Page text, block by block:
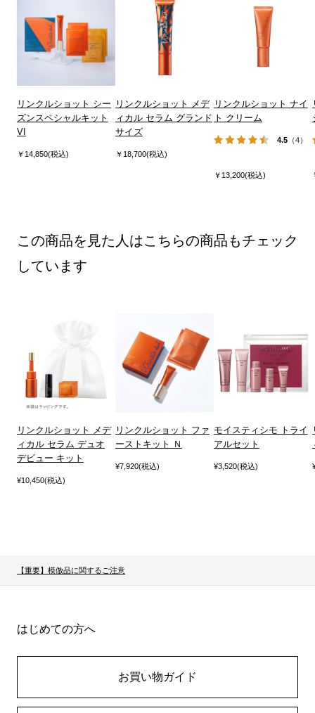
リンクルショット シー
ズンスペシャルキット
VI
￥14,850(税込)
リンクルショット メデ
ィカル セラム グランド
サイズ
￥18,700(税込)
リンクルショット ナイ
ト クリーム
4.5（4）
￥13,200(税込)
この商品を見た人はこちらの商品もチェック
しています
リンクルショット メデ
ィカル セラム デュオ
デビュー キット
¥10,450(税込)
リンクルショット ファ
ーストキット Ｎ
¥7,920(税込)
モイスティシモ トライ
アルセット
¥3,520(税込)
【重要】模倣品に関するご注意
はじめての方へ
お買い物ガイド